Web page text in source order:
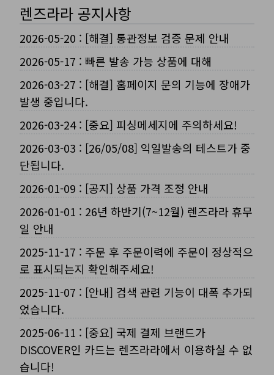
렌즈라라 공지사항
2026-05-20 : [해결] 통관정보 검증 문제 안내
2026-05-17 : 빠른 발송 가능 상품에 대해
2026-03-27 : [해결] 홈페이지 문의 기능에 장애가
발생 중입니다.
2026-03-24: [중요] 피싱메세지에 주의하세요!
2026-03-03 : [26/05/08] 익일발송의 테스트가 중
단됩니다.
2026-01-09 : [공지] 상품 가격 조정 안내
2026-01-01 : 26년 하반기(7~12월) 렌즈라라 휴무
일 안내
2025-11-17 : 주문 후 주문이력에 주문이 정상적으
로 표시되는지 확인해주세요!
2025-11-07 : [안내] 검색 관련 기능이 대폭 추가되
었습니다.
2025-06-11 : [중요] 국제 결제 브랜드가
DISCOVER인 카드는 렌즈라라에서 이용하실 수 없
습니다!